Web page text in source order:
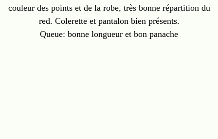
couleur des points et de la robe, très bonne répartition du
red. Colerette et pantalon bien présents.
Queue: bonne longueur et bon panache